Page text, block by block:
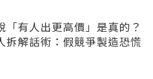
「有人出更高價」是真的？
拆解話術：假競爭製造恐慌